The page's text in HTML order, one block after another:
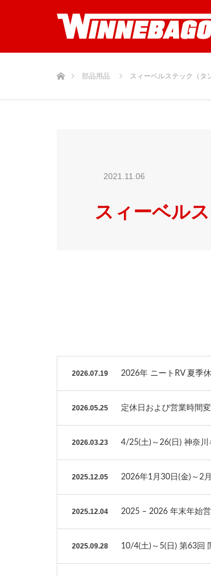
部品用品 スィーベルステック（タ
2021.11.06
スィーベル
2026.07.19 2026年 ニートRV 夏季
2026.05.25 定休日および営業時間
2026.03.23 4/25(土)～26(日) 神奈
2025.12.05 2026年1月30日(金)～2
2025.12.04 2025 – 2026 年末年始
2025.09.28 10/4(土)～5(日) 第63回